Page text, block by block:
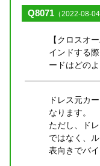
Q8071 （2022-08-04
【クロスオ
インドする
ードはどの
ドレス元カ
なります。
ただし、ド
ではなく、
表向きでバ